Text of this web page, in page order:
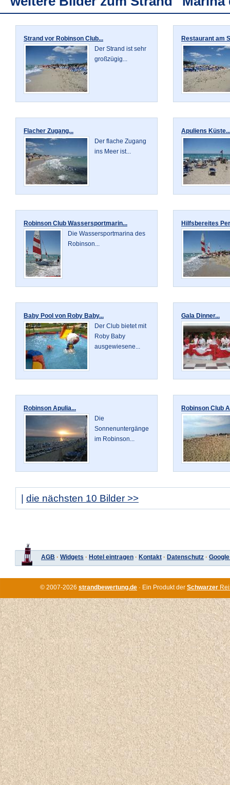
Strand vor Robinson Club...
Der Strand ist sehr
großzügig...
Restaurant am
Flacher Zugang...
Der flache Zugang
ins Meer ist...
Apuliens Küste...
Robinson Club Wassersportmarin...
Die Wassersportmarina des
Robinson...
Hilfsbereites
Baby Pool von Roby Baby...
Der Club bietet mit
Roby Baby
ausgewiesene...
Gala Dinner...
Robinson Apulia...
Die
Sonnenuntergänge
im Robinson...
Robinson Club
die nächsten 10 Bilder >>
AGB · Widgets · Hotel eintragen · Kontakt · Datenschutz ·
© 2007-2026 strandbewertung.de · Ein Produkt der Schwarzer